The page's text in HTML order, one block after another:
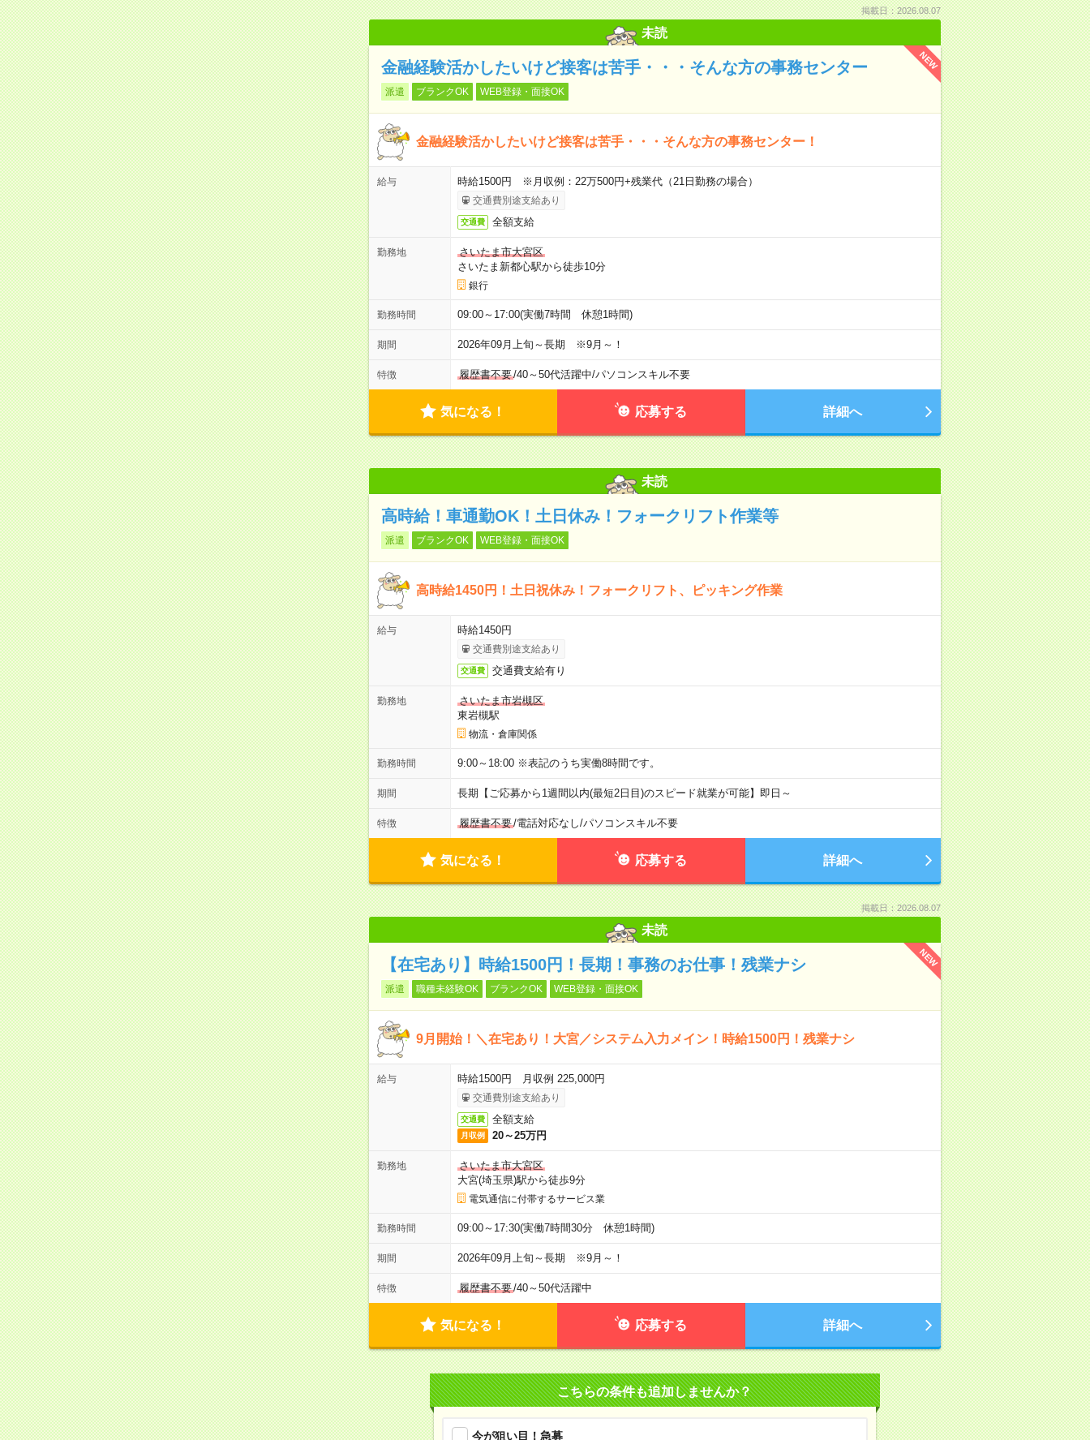
掲載日：2026.08.07
未読
NEW
金融経験活かしたいけど接客は苦手・・・そんな方の事務センター
派遣 ブランクOK WEB登録・面接OK
金融経験活かしたいけど接客は苦手・・・そんな方の事務センター！
給与 時給1500円 ※月収例：22万500円+残業代（21日勤務の場合）
交通費別途支給あり
交通費 全額支給
勤務地
さいたま市大宮区
さいたま新都心駅から徒歩10分
銀行
勤務時間 09:00～17:00(実働7時間 休憩1時間)
期間 2026年09月上旬～長期 ※9月～！
特徴 履歴書不要/40～50代活躍中/パソコンスキル不要
気になる！ 応募する 詳細へ
未読
高時給！車通勤OK！土日休み！フォークリフト作業等
派遣 ブランクOK WEB登録・面接OK
高時給1450円！土日祝休み！フォークリフト、ピッキング作業
給与 時給1450円
交通費別途支給あり
交通費 交通費支給有り
勤務地
さいたま市岩槻区
東岩槻駅
物流・倉庫関係
勤務時間 9:00～18:00 ※表記のうち実働8時間です。
期間 長期【ご応募から1週間以内(最短2日目)のスピード就業が可能】即日～
特徴 履歴書不要/電話対応なし/パソコンスキル不要
気になる！ 応募する 詳細へ
掲載日：2026.08.07
未読
NEW
【在宅あり】時給1500円！長期！事務のお仕事！残業ナシ
派遣 職種未経験OK ブランクOK WEB登録・面接OK
9月開始！＼在宅あり！大宮／システム入力メイン！時給1500円！残業ナシ
給与 時給1500円 月収例 225,000円
交通費別途支給あり
交通費 全額支給
月収例 20～25万円
勤務地
さいたま市大宮区
大宮(埼玉県)駅から徒歩9分
電気通信に付帯するサービス業
勤務時間 09:00～17:30(実働7時間30分 休憩1時間)
期間 2026年09月上旬～長期 ※9月～！
特徴 履歴書不要/40～50代活躍中
気になる！ 応募する 詳細へ
こちらの条件も追加しませんか？
今が狙い目！急募